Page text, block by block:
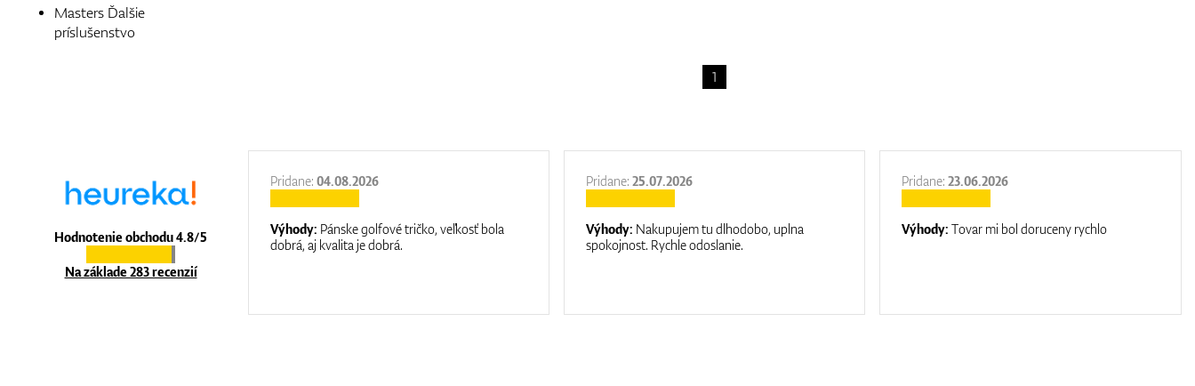
Masters Ďalšie
príslušenstvo
1
Hodnotenie obchodu 4.8/5
Na základe 283 recenzií
It is a great shop where they help you
Pridane:04.08.2026
Výhody: Pánske golfové tričko, veľkosť bola
dobrá, aj kvalita je dobrá.
Pridane:25.07.2026
Výhody: Nakupujem tu dlhodobo, uplna
spokojnost. Rychle odoslanie.
Pridane:23.06.2026
Výhody:Tovar mi bol doruceny rychlo